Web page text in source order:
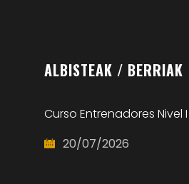
ALBISTEAK / BERRIAK
Curso Entrenadores Nivel I
20/07/2026